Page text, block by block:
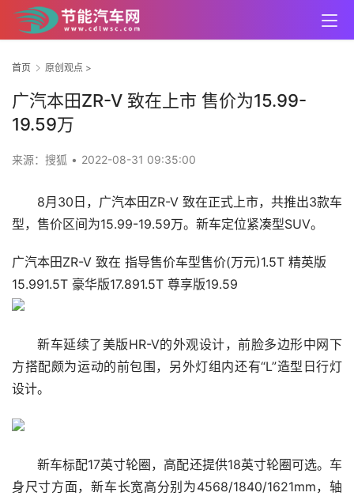
首页 原创观点 >
广汽本田ZR-V 致在上市 售价为15.99-
19.59万
来源：搜狐 • 2022-08-31 09:35:00
8月30日，广汽本田ZR-V 致在正式上市，共推出3款车
型，售价区间为15.99-19.59万。新车定位紧凑型SUV。
广汽本田ZR-V 致在 指导售价车型售价(万元)1.5T 精英版
15.991.5T 豪华版17.891.5T 尊享版19.59
新车延续了美版HR-V的外观设计，前脸多边形中网下
方搭配颇为运动的前包围，另外灯组内还有“L”造型日行灯
设计。
新车标配17英寸轮圈，高配还提供18英寸轮圈可选。车
身尺寸方面，新车长宽高分别为4568/1840/1621mm，轴